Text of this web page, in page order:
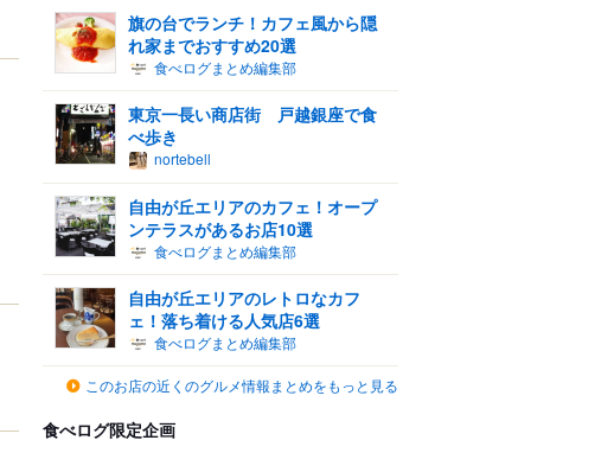
旗の台でランチ！カフェ風から隠
れ家までおすすめ20選
食べログまとめ編集部
東京一長い商店街 戸越銀座で食
べ歩き
nortebell
自由が丘エリアのカフェ！オープ
ンテラスがあるお店10選
食べログまとめ編集部
自由が丘エリアのレトロなカフ
ェ！落ち着ける人気店6選
食べログまとめ編集部
このお店の近くのグルメ情報まとめをもっと見る
食べログ限定企画